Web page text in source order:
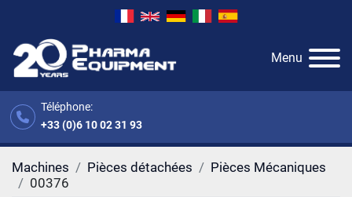
Téléphone:
+33 (0)6 10 02 31 93
Menu
Machines Pièces détachées
Pièces Mécaniques
00376